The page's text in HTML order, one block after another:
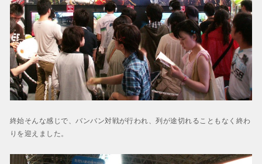
終始そんな感じで、バンバン対戦が行われ、列が途切れることもなく終わ
りを迎えました。